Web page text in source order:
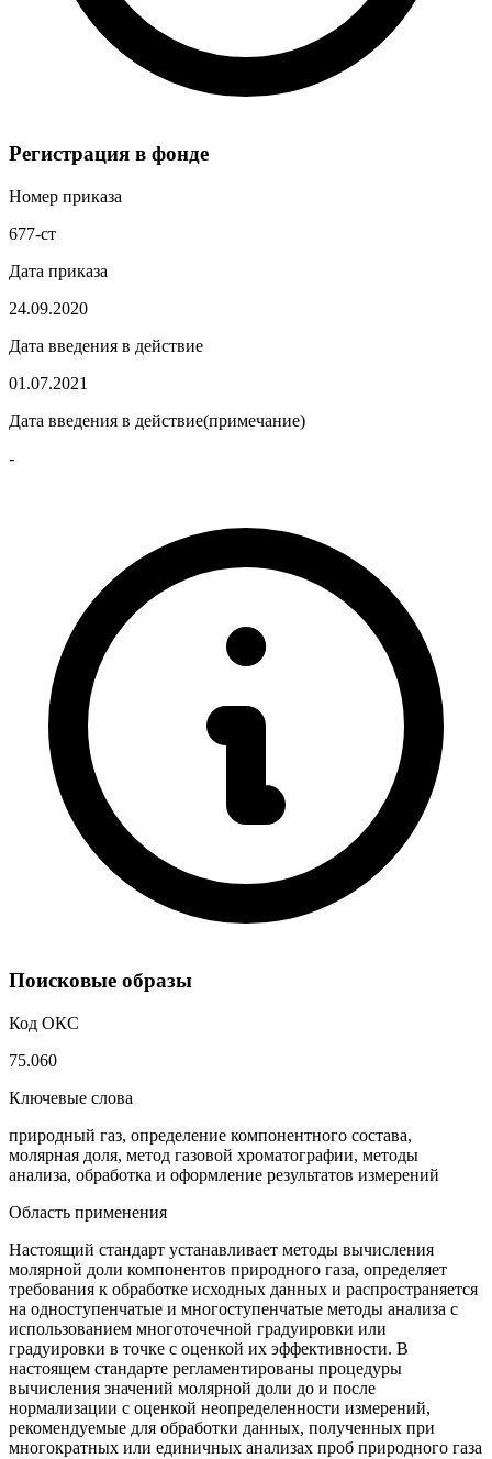
Регистрация в фонде
Номер приказа
677-ст
Дата приказа
24.09.2020
Дата введения в действие
01.07.2021
Дата введения в действие(примечание)
-
Поисковые образы
Код ОКС
75.060
Ключевые слова
природный газ, определение компонентного состава,
молярная доля, метод газовой хроматографии, методы
анализа, обработка и оформление результатов измерений
Область применения
Настоящий стандарт устанавливает методы вычисления
молярной доли компонентов природного газа, определяет
требования к обработке исходных данных и распространяется
на одноступенчатые и многоступенчатые методы анализа с
использованием многоточечной градуировки или
градуировки в точке с оценкой их эффективности. В
настоящем стандарте регламентированы процедуры
вычисления значений молярной доли до и после
нормализации с оценкой неопределенности измерений,
рекомендуемые для обработки данных, полученных при
многократных или единичных анализах проб природного газа